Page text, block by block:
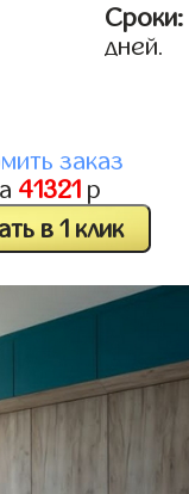
Сроки:
дней.
заказ
41321 р
в 1 клик